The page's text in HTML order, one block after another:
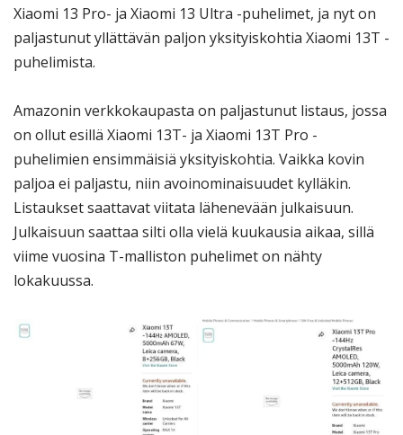
Xiaomi 13 Pro- ja Xiaomi 13 Ultra -puhelimet, ja nyt on
paljastunut yllättävän paljon yksityiskohtia Xiaomi 13T -
puhelimista.
Amazonin verkkokaupasta on paljastunut listaus, jossa
on ollut esillä Xiaomi 13T- ja Xiaomi 13T Pro -
puhelimien ensimmäisiä yksityiskohtia. Vaikka kovin
paljoa ei paljastu, niin avoinominaisuudet kylläkin.
Listaukset saattavat viitata lähenevään julkaisuun.
Julkaisuun saattaa silti olla vielä kuukausia aikaa, sillä
viime vuosina T-malliston puhelimet on nähty
lokakuussa.